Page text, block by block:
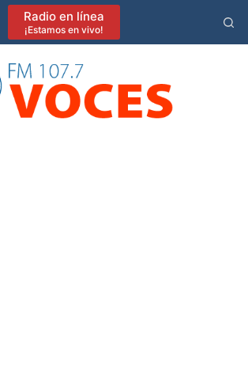
Radio en línea
¡Estamos en vivo!